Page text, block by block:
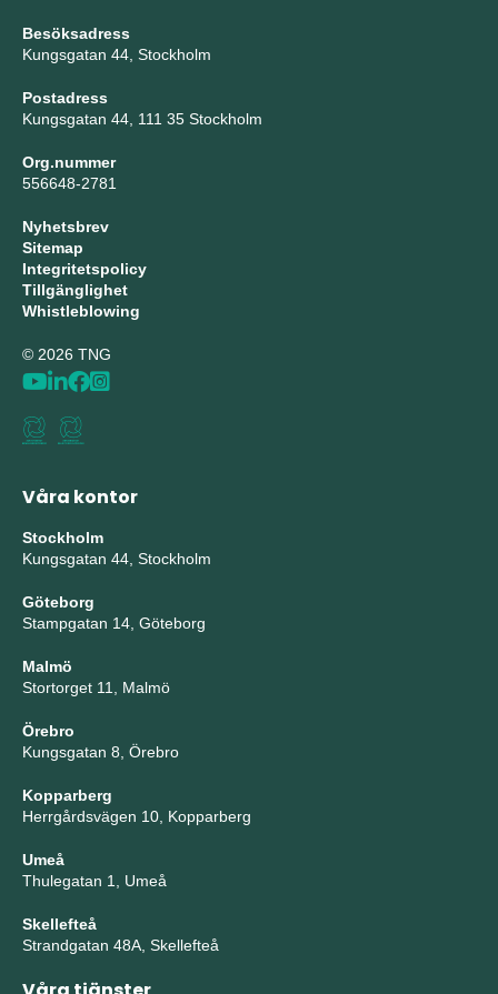
Besöksadress
Kungsgatan 44, Stockholm
Postadress
Kungsgatan 44, 111 35 Stockholm
Org.nummer
556648-2781
Nyhetsbrev
Sitemap
Integritetspolicy
Tillgänglighet
Whistleblowing
© 2026 TNG
Våra kontor
Stockholm
Kungsgatan 44, Stockholm
Göteborg
Stampgatan 14, Göteborg
Malmö
Stortorget 11, Malmö
Örebro
Kungsgatan 8, Örebro
Kopparberg
Herrgårdsvägen 10, Kopparberg
Umeå
Thulegatan 1, Umeå
Skellefteå
Strandgatan 48A, Skellefteå